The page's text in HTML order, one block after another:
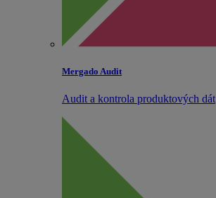
Mergado Audit
Audit a kontrola produktových dát